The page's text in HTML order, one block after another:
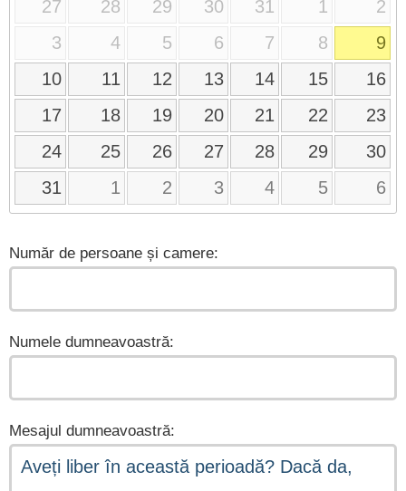
27 28 29 30 31 1
2
3
4 5 6 7 8
9
10
11 12 13 14 15
16
17
18 19 20 21 22
23
24
25 26 27 28 29
30
31
1 2 3 4 5 6
Număr de persoane și camere:
Numele dumneavoastră:
Mesajul dumneavoastră: